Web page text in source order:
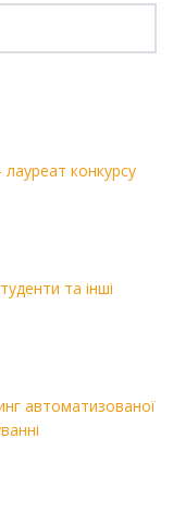
конкурсу
автоматизованої